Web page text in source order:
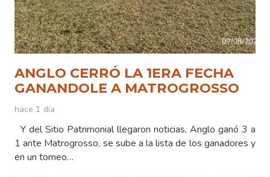
ANGLO CERRÓ LA 1ERA FECHA
GANANDOLE A MATROGROSSO
hace 1 día
Y del Sitio Patrimonial llegaron noticias, Anglo ganó 3 a
1 ante Matrogrosso, se sube a la lista de los ganadores y
en un torneo…